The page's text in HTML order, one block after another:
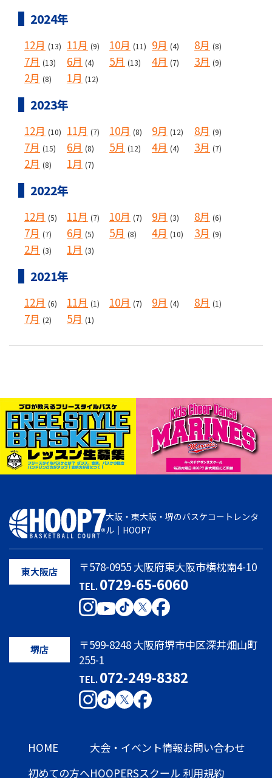
2024年
12月 (13) 11月 (9) 10月 (11) 9月 (4) 8月 (8)
7月 (13) 6月 (4) 5月 (13) 4月 (7) 3月 (9)
2月 (8) 1月 (12)
2023年
12月 (10) 11月 (7) 10月 (8) 9月 (12) 8月 (9)
7月 (15) 6月 (8) 5月 (12) 4月 (4) 3月 (7)
2月 (8) 1月 (7)
2022年
12月 (5) 11月 (7) 10月 (7) 9月 (3) 8月 (6)
7月 (7) 6月 (5) 5月 (8) 4月 (10) 3月 (9)
2月 (3) 1月 (3)
2021年
12月 (6) 11月 (1) 10月 (7) 9月 (4) 8月 (1)
7月 (2) 5月 (1)
大阪・東大阪・堺のバスケコートレンタ
ル｜HOOP7
東大阪店 〒578-0955 大阪府東大阪市横枕南4-10
TEL.0729-65-6060
堺店
〒599-8248 大阪府堺市中区深井畑山町
255-1
TEL.072-249-8382
HOME
初めての方へ
大会・イベント情報
HOOPERSスクール
お問い合わせ
利用規約